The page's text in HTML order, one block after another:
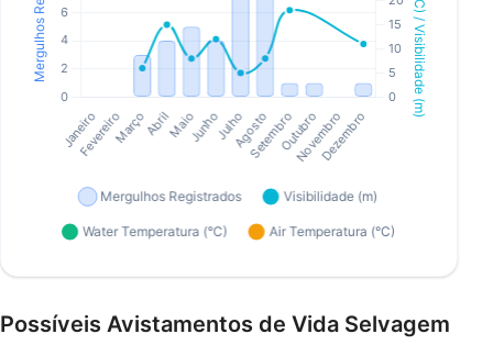
Possíveis Avistamentos de Vida Selvagem